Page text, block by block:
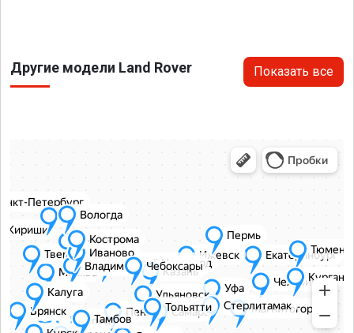
Другие модели Land Rover Показать все